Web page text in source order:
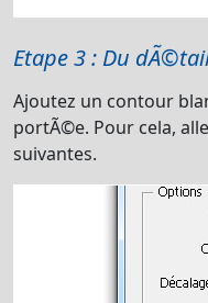
Etape 3 : Du
Ajoutez un contour
portÃ©e. Pour cela,
suivantes.